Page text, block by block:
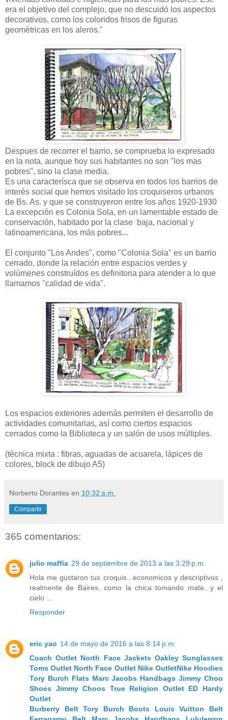
era el objetivo del complejo, que no descuidó los aspectos
decorativos, como los coloridos frisos de figuras
geométricas en los aleros."
Despues de recorrer el barrio, se comprueba lo expresado
en la nota, aunque hoy sus habitantes no son "los mas
pobres", sino la clase media.
Es una caracterísca que se observa en todos los barrios de
interés social que hemos visitado los croquiseros urbanos
de Bs. As. y que se construyeron entre los años 1920-1930
La excepción es Colonia Sola, en un lamentable estado de
conservación, habitado por la clase baja, nacional y
latinoamericana, los más pobres...
El conjunto "Los Andes", como "Colonia Sola" es un barrio
cerrado, donde la relación entre espacios verdes y
volúmenes construídos es definitoria para atender a lo que
llamamos "calidad de vida".
Los espacios exteriores además permiten el desarrollo de
actividades comunitarias, así como ciertos espacios
cerrados como la Biblioteca y un salón de usos múltiples.
(técnica mixta : fibras, aguadas de acuarela, lápices de
colores, block de dibujo A5)
Norberto Dorantes en 10:32 a.m.
Compartir
365 comentarios:
julio maffia 29 de septiembre de 2013 a las 3:29 p.m.
Hola me gustaron tus croquis...economicos y descriptivos ,
realmente de Baires, como la chica tomando mate...y el
cielo ...
Responder
eric yao 14 de mayo de 2016 a las 8:14 p.m.
Coach Outlet North Face Jackets Oakley Sunglasses
Toms Outlet North Face Outlet Nike OutletNike Hoodies
Tory Burch Flats Marc Jacobs Handbags Jimmy Choo
Shoes Jimmy Choos True Religion Outlet ED Hardy
Outlet
Burberry Belt Tory Burch Boots
Louis Vuitton Belt